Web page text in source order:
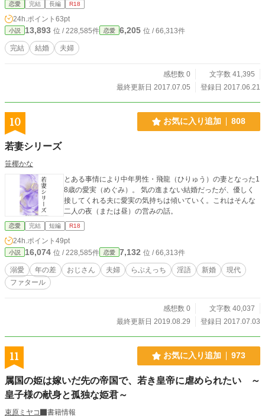
恋愛 完結 長編 R18
24h.ポイント 63pt
小説 13,893 位 / 228,585件 恋愛 6,205 位 / 66,313件
完結 結婚 夫婦
感想数 0
文字数 41,395
最終更新日 2017.07.05
登録日 2017.06.21
10 お気に入り追加 808
若妻シリーズ
笹椰かな
とある事情により中年男性・飛龍（ひりゅう）の妻となった1
8歳の愛実（めぐみ）。 気の進まない結婚だったが、優しく
接してくれる夫に愛実の気持ちは傾いていく。これはそんな
二人の夜（または昼）の営みの話。
恋愛 完結 短編 R18
24h.ポイント 49pt
小説 16,074 位 / 228,585件 恋愛 7,132 位 / 66,313件
溺愛 年の差 おじさん 夫婦 らぶえっち 淫語 新婚
現代
ファタール
感想数 0
文字数 40,037
最終更新日 2019.08.29
登録日 2017.07.03
11 お気に入り追加 973
属国の姫は嫁いだ先の帝国で、若き皇帝に虐められたい ～
皇子様の献身と孤独な姫君～
束原ミヤコ
書籍情報